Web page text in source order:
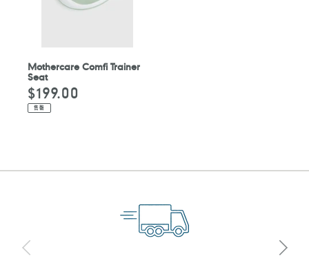
Mothercare Comfi Trainer
Seat
定
價
$199.00
售罄